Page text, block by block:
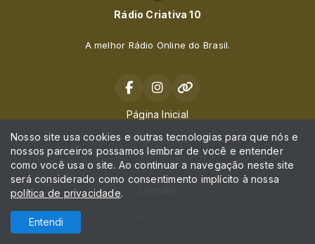
Rádio Criativa 10
A melhor Rádio Online do Brasil.
Página Inicial
Programação
Notícias
Nosso site usa cookies e outras tecnologias para que nós e
nossos parceiros possamos lembrar de você e entender
como você usa o site. Ao continuar a navegação neste site
será considerado como consentimento implícito à nossa
política de privacidade.
Entendi